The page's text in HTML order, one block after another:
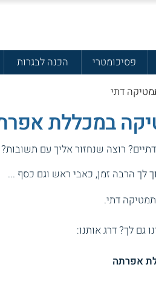
פסיכומטרי הכנה לבגרות
דתי
במכללת
רוצה שנחזור אליך עם תשובות?
לך הרבה זמן, כאבי ראש וגם כסף ...
דתי.
גם לך? דרג אותנו:
אפרתה